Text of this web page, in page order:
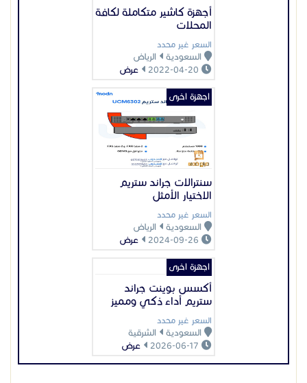
أجهزة كاشير متكاملة لكافة
المحلات
السعر غير محدد
السعودية
الرياض
عرض
سنترالات جراند ستريم
الاختيار الأمثل
السعر غير محدد
السعودية
الرياض
عرض
اجهزة اخرى
أكسس بوينت جراند
ستريم أداء ذكي ومميز
السعر غير محدد
السعودية
الشرقية
عرض
اجهزة اخرى